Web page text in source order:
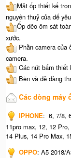
Mặt ốp thiết kế
nguyên thuỷ của dế
Ốp dẻo ôm sát
xước.
Phần camera của
camera.
Các nút bấm thiết
Bền và dễ dàng
Các dòng máy
IPHONE: 6, 7/8,
11pro max, 12, 12
14 Plus, 14 Pro Max,
OPPO: A5 2018/